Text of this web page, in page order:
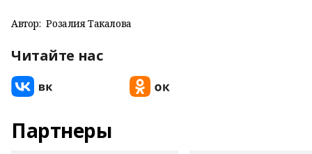
Автор: Розалия Такалова
Читайте нас
Партнеры